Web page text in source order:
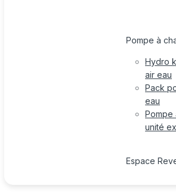
Pompe à
Hydro
air eau
Pack
eau
Pompe
unité
Espace